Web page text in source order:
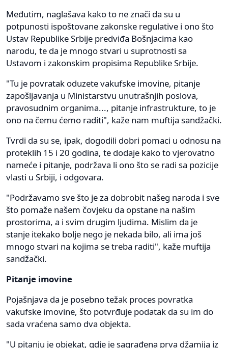
Međutim, naglašava kako to ne znači da su u
potpunosti ispoštovane zakonske regulative i ono što
Ustav Republike Srbije predviđa Bošnjacima kao
narodu, te da je mnogo stvari u suprotnosti sa
Ustavom i zakonskim propisima Republike Srbije.
"Tu je povratak oduzete vakufske imovine, pitanje
zapošljavanja u Ministarstvu unutrašnjih poslova,
pravosudnim organima..., pitanje infrastrukture, to je
ono na čemu ćemo raditi", kaže nam muftija sandžački.
Tvrdi da su se, ipak, dogodili dobri pomaci u odnosu na
proteklih 15 i 20 godina, te dodaje kako to vjerovatno
nameće i pitanje, podržava li ono što se radi sa pozicije
vlasti u Srbiji, i odgovara.
"Podržavamo sve što je za dobrobit našeg naroda i sve
što pomaže našem čovjeku da opstane na našim
prostorima, a i svim drugim ljudima. Mislim da je
stanje itekako bolje nego je nekada bilo, ali ima još
mnogo stvari na kojima se treba raditi", kaže muftija
sandžački.
Pitanje imovine
Pojašnjava da je posebno težak proces povratka
vakufske imovine, što potvrđuje podatak da su im do
sada vraćena samo dva objekta.
"U pitanju je objekat, gdje je sagrađena prva džamija iz